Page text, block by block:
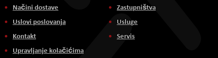
Načini dostave
Uslovi poslovanja
Kontakt
Upravljanje kolačićima
Zastupništva
Usluge
Servis